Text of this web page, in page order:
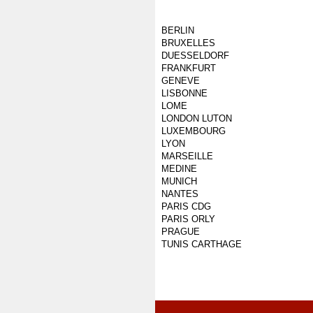
BERLIN
BRUXELLES
DUESSELDORF
FRANKFURT
GENEVE
LISBONNE
LOME
LONDON LUTON
LUXEMBOURG
LYON
MARSEILLE
MEDINE
MUNICH
NANTES
PARIS CDG
PARIS ORLY
PRAGUE
TUNIS CARTHAGE